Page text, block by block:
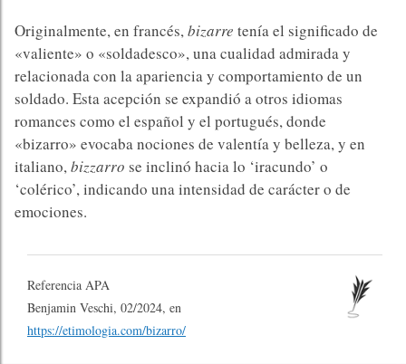
Originalmente, en francés,bizarre tenía el significado de
«valiente» o «soldadesco», una cualidad admirada y
relacionada con la apariencia y comportamiento de un
soldado. Esta acepción se expandió a otros idiomas
romances como el español y el portugués, donde
«bizarro» evocaba nociones de valentía y belleza, y en
italiano,bizzarro se inclinó hacia lo ‘iracundo’ o
‘colérico’, indicando una intensidad de carácter o de
emociones.
Referencia APA
Benjamin Veschi, 02/2024, en
https://etimologia.com/bizarro/